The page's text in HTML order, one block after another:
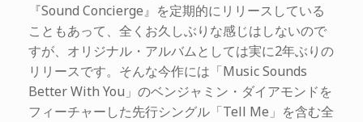
『Sound Concierge』を定期的にリリースしている
こともあって、全くお久しぶりな感じはしないので
すが、オリジナル・アルバムとしては実に2年ぶりの
リリースです。そんな今作には「Music Sounds
Better With You」のベンジャミン・ダイアモンドを
フィーチャーした先行シングル「Tell Me」を含む全